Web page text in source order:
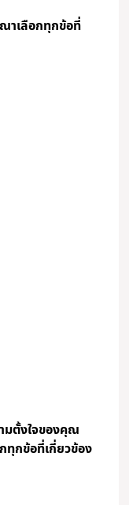
าเลือกทุกข้อที่
มตั้งใจของคุณ
ทุกข้อที่เกี่ยวข้อง